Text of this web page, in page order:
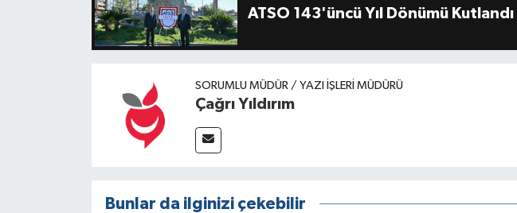
ATSO 143'üncü Yıl Dönümü Kutlandı
SORUMLU MÜDÜR / YAZI İŞLERI MÜDÜRÜ
Çağrı Yıldırım
Bunlar da ilginizi çekebilir